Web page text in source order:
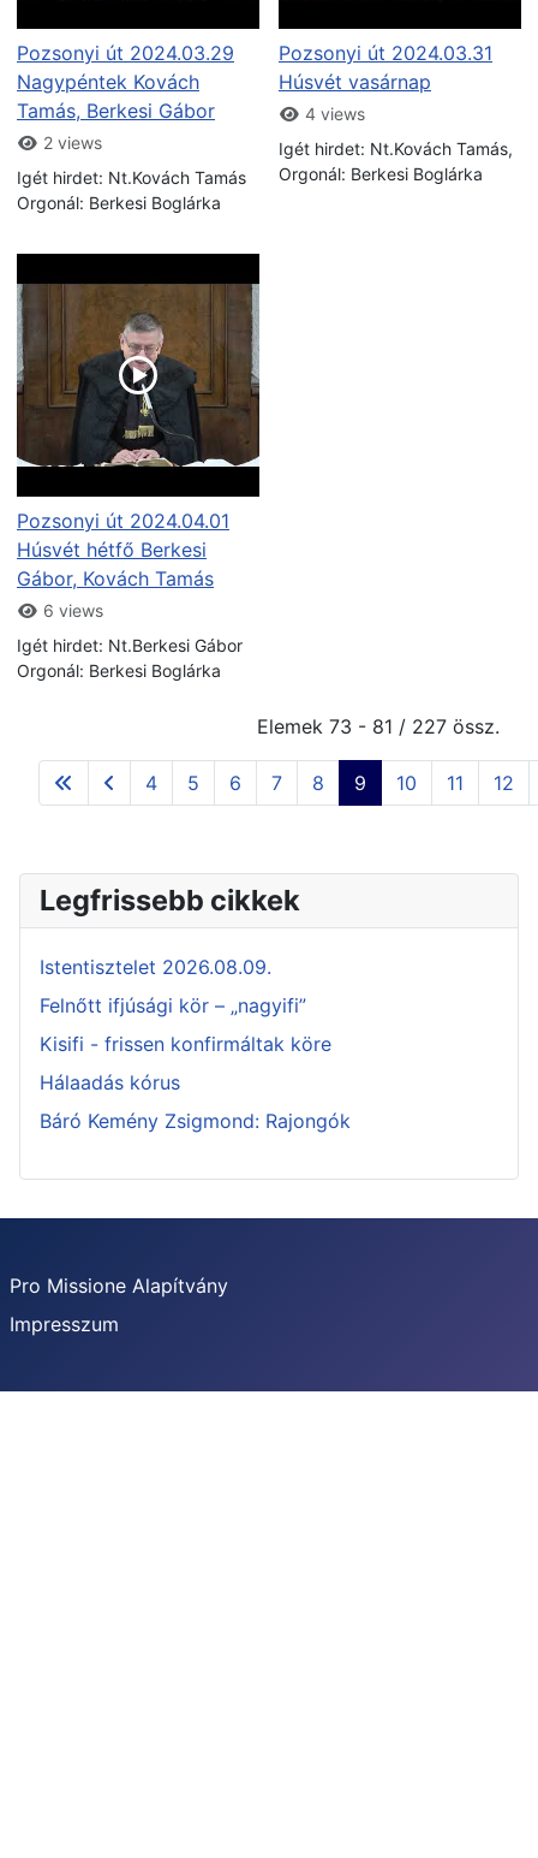
Pozsonyi út 2024.03.29
Nagypéntek Kovách
Tamás, Berkesi Gábor
2 views
Igét hirdet: Nt.Kovách Tamás
Orgonál: Berkesi Boglárka
Pozsonyi út 2024.03.31
Húsvét vasárnap
4 views
Igét hirdet: Nt.Kovách Tamás,
Orgonál: Berkesi Boglárka
Pozsonyi út 2024.04.01
Húsvét hétfő Berkesi
Gábor, Kovách Tamás
6 views
Igét hirdet: Nt.Berkesi Gábor
Orgonál: Berkesi Boglárka
Elemek 73 - 81 / 227 össz.
4 5 6 7 8 9 10 11 12
Legfrissebb cikkek
Istentisztelet 2026.08.09.
Felnőtt ifjúsági kör – „nagyifi”
Kisifi - frissen konfirmáltak köre
Hálaadás kórus
Báró Kemény Zsigmond: Rajongók
Pro Missione Alapítvány
Impresszum